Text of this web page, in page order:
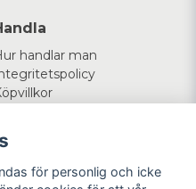
handlar man
oss
Facebook
för personlig och icke